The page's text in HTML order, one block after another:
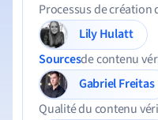
Processus de
Lily Hulatt
Sourcesde contenu
Gabriel Freitas
Qualité du contenu